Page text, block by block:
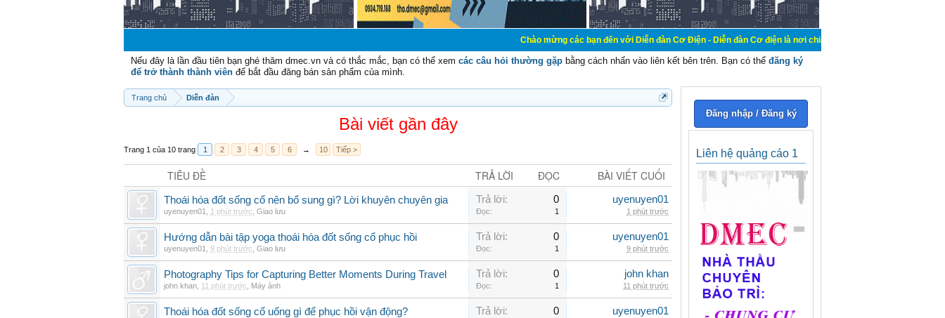
Chào mừng các bạn đến với Diễn đàn Cơ Điện - Diễn đàn Cơ điện là nơi chia sẽ kiến thức kinh nghiệm trong lãnh
Nếu đây là lần đầu tiên bạn ghé thăm dmec.vn và có thắc mắc, bạn có thể xem các câu hỏi thường gặp bằng cách nhấn vào liên kết bên trên. Bạn có thể đăng ký
để trở thành thành viên để bắt đầu đăng bán sản phẩm của mình.
Trang chủ Diễn đàn
Bài viết gần đây
Trang 1 của 10 trang 1 2 3 4 5 6 → 10 Tiếp >
TIÊU ĐỀ TRẢ LỜI ĐỌC BÀI VIẾT CUỐI
Thoái hóa đốt sống cổ nên bổ sung gì? Lời khuyên chuyên gia
uyenuyen01 1 phút trước Giao lưu
Trả lời: 0
Đọc: 1
uyenuyen01
1 phút trước
Hướng dẫn bài tập yoga thoái hóa đốt sống cổ phục hồi
uyenuyen01 9 phút trước Giao lưu
Trả lời: 0
Đọc: 1
uyenuyen01
9 phút trước
Photography Tips for Capturing Better Moments During Travel
john khan 11 phút trước Máy ảnh
Trả lời: 0
Đọc: 1
john khan
11 phút trước
Thoái hóa đốt sống cổ uống gì để phục hồi vận động? Trả lời: 0 uyenuyen01
Đăng nhập / Đăng ký
Liên hệ quảng cáo 1